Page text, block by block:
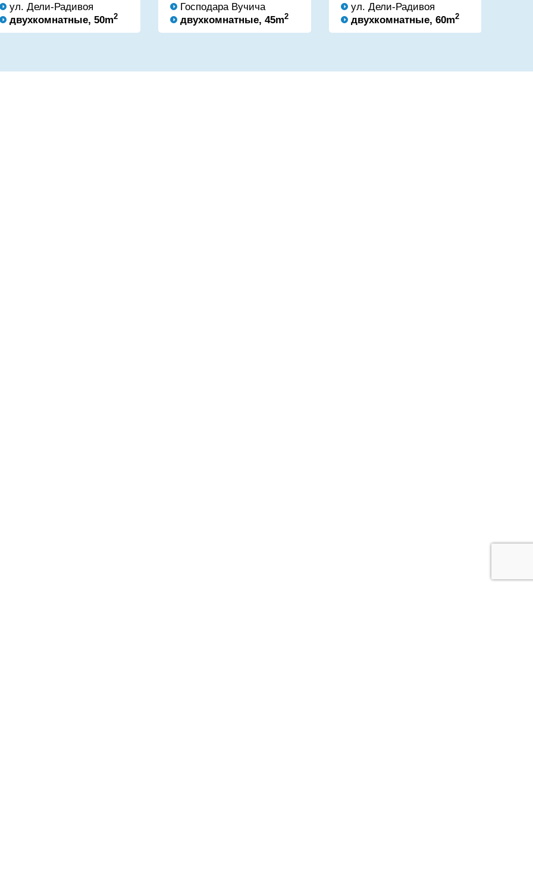
ул. Дели-Радивоя
двухкомнатные, 50m2
Господара Вучича
двухкомнатные, 45m2
ул. Дели-Радивоя
двухкомнатные, 60m2